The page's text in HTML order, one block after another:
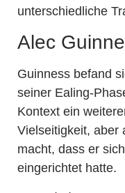
unterschiedliche
Alec
Guinness befand
seiner Ealing-
Kontext ein
Vielseitigkeit, aber
macht, dass er
eingerichtet hatte.